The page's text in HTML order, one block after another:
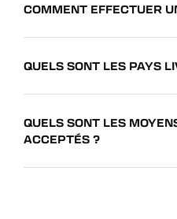
COMMENT EFFECTUER
QUELS SONT LES PAYS
QUELS SONT LES
ACCEPTÉS ?